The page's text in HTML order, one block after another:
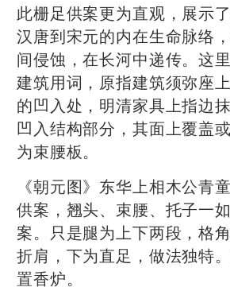
此栅足供案更为直观，展示
汉唐到宋元的内在生命脉络
间侵蚀，在长河中递传。这
建筑用词，原指建筑须弥座
的凹入处，明清家具上指边
凹入结构部分，其面上覆盖
为束腰板。
《朝元图》东华上相木公青
供案，翘头、束腰、托子一
案。只是腿为上下两段，格
折肩，下为直足，做法独特
置香炉。